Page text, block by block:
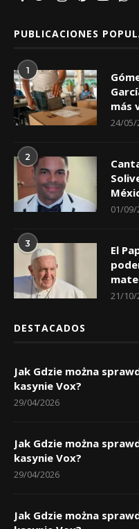
PUBLICACIONES
1
más
24/05/
2
01/09/
3
El
21/10/
DESTACADOS
Jak Gdzie można
kasynie Vox?
29/04/2026
Jak Gdzie można
kasynie Vox?
29/04/2026
Jak Gdzie można